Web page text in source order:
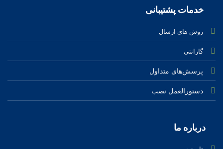
خدمات پشتیبانی
روش های ارسال
گارانتی
پرسش‌های متداول
دستورالعمل نصب
درباره ‌ما